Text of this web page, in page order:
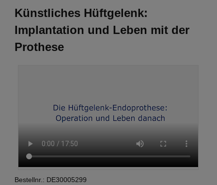
text.skipToContent
text.skipToNavigation
Künstliches Hüftgelenk:
Implantation und Leben mit der
Prothese
Bestellnr.: DE30005299